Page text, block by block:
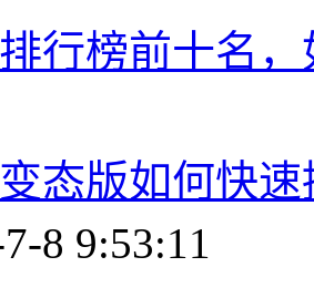
行榜前十名
态版如何快
8 9:53:11